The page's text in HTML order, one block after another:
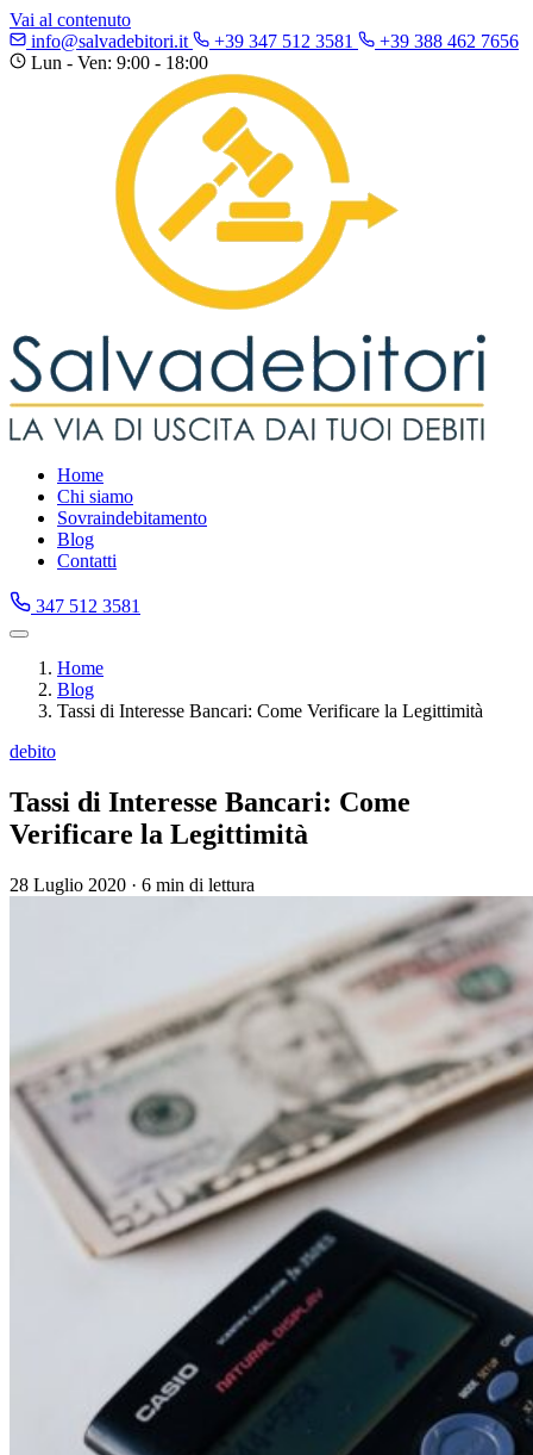
Vai al contenuto
info@salvadebitori.it
+39 347 512 3581
+39 388 462 7656
Lun - Ven: 9:00 - 18:00
Home
Chi siamo
Sovraindebitamento
Blog
Contatti
347 512 3581
Home
Blog
Tassi di Interesse Bancari: Come Verificare la Legittimità
debito
Tassi di Interesse Bancari: Come
Verificare la Legittimità
28 Luglio 2020 · 6 min di lettura